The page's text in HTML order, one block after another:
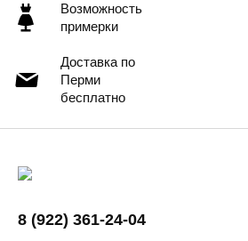
Возможность
примерки
Доставка по
Перми
бесплатно
8 (922) 361-24-04